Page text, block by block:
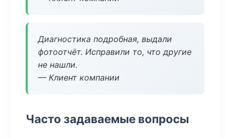
Диагностика подробная, выдали
фотоотчёт. Исправили то, что другие
не нашли.
— Клиент компании
Часто задаваемые вопросы